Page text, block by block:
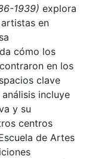
1939) explora
en
cómo los
en los
clave
incluye
y su
centros
de Artes